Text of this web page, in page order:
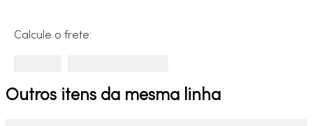
Calcule o frete:
Outros itens da mesma linha